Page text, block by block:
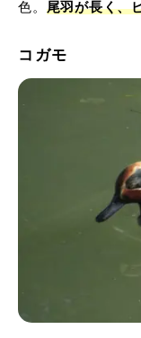
色。 尾羽が長く、
コガモ